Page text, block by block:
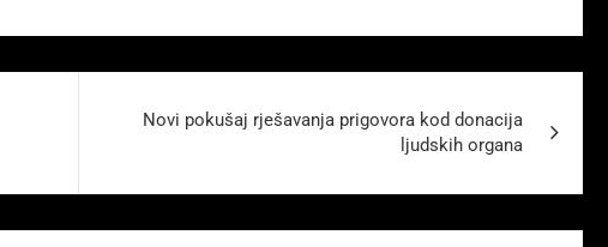
Novi pokušaj rješavanja prigovora kod donacija
ljudskih organa